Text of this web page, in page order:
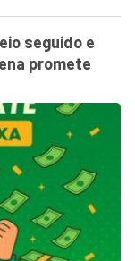
seguido e
promete